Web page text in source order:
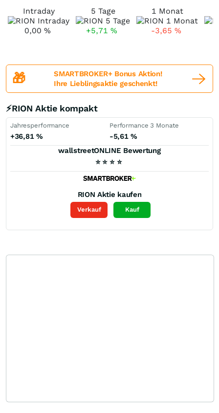
Intraday
0,00 %
5 Tage
+5,71 %
1 Monat
-3,65 %
🎁
SMARTBROKER+ Bonus Aktion!
Ihre Lieblingsaktie geschenkt!
⚡RION Aktie kompakt
Jahresperformance
+36,81 %
Performance 3 Monate
-5,61%
wallstreetONLINE Bewertung
⭐ ⭐ ⭐ ⭐
RION Aktie kaufen
Verkauf Kauf